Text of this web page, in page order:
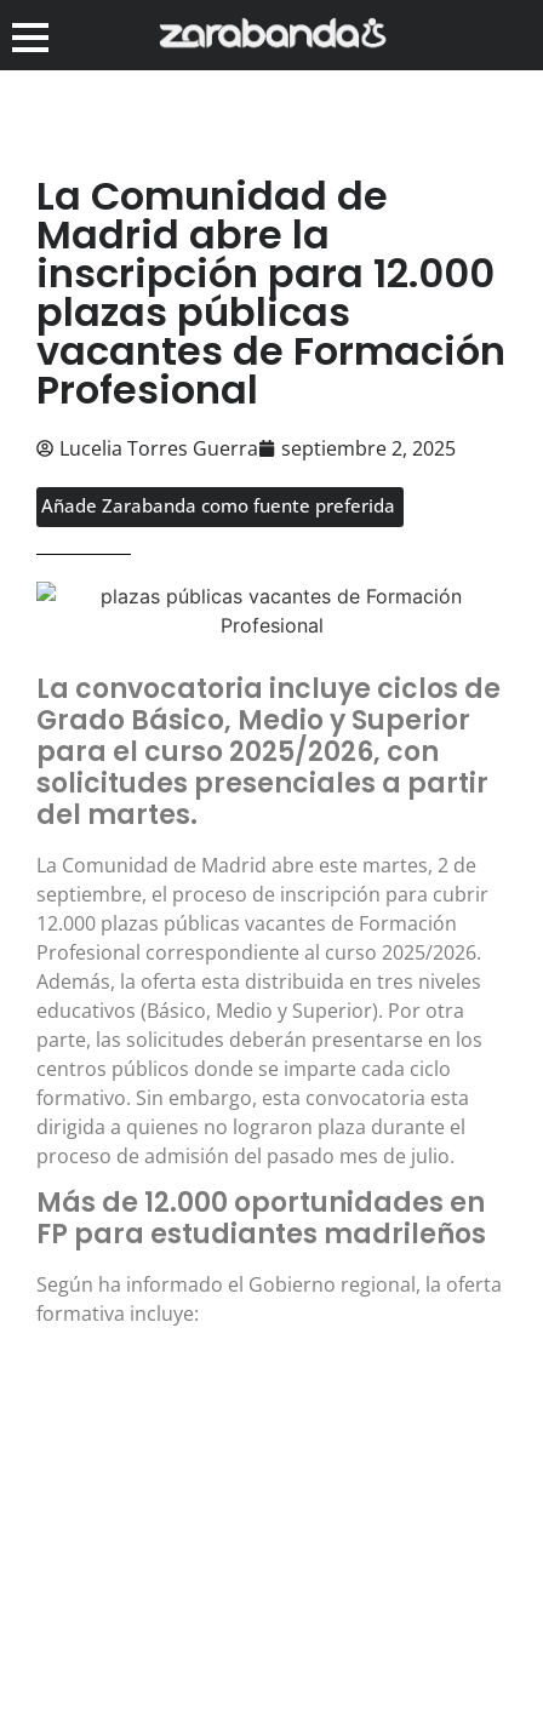
La Comunidad de
Madrid abre la
inscripción para 12.000
plazas públicas
vacantes de Formación
Profesional
Lucelia Torres Guerra septiembre 2, 2025
Añade Zarabanda como fuente preferida
La convocatoria incluye ciclos de
Grado Básico, Medio y Superior
para el curso 2025/2026, con
solicitudes presenciales a partir
del martes.
La Comunidad de Madrid abre este martes, 2 de
septiembre, el proceso de inscripción para cubrir
12.000 plazas públicas vacantes de Formación
Profesional correspondiente al curso 2025/2026.
Además, la oferta esta distribuida en tres niveles
educativos (Básico, Medio y Superior). Por otra
parte, las solicitudes deberán presentarse en los
centros públicos donde se imparte cada ciclo
formativo. Sin embargo, esta convocatoria esta
dirigida a quienes no lograron plaza durante el
proceso de admisión del pasado mes de julio.
Más de 12.000 oportunidades en
FP para estudiantes madrileños
Según ha informado el Gobierno regional, la oferta
formativa incluye: